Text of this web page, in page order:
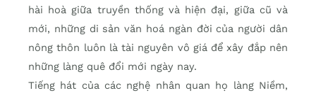
hài hoà giữa truyền thống và hiện đại, giữa cũ và
mới, những di sản văn hoá ngàn đời của người dân
nông thôn luôn là tài nguyên vô giá để xây đắp nên
những làng quê đổi mới ngày nay.
Tiếng hát của các nghệ nhân quan họ làng Niềm,